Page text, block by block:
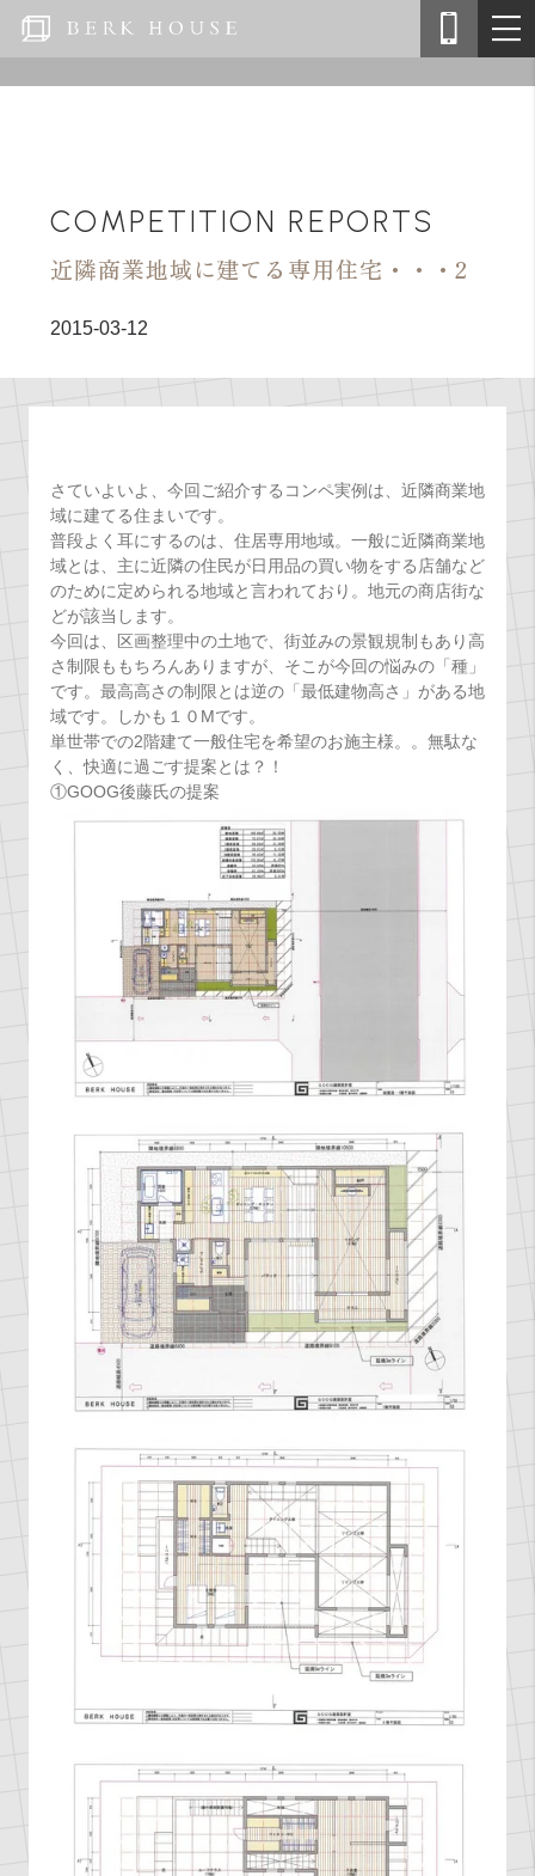
COMPETITION REPORTS
近隣商業地域に建てる専用住宅・・・2
2015-03-12
さていよいよ、今回ご紹介するコンペ実例は、近隣商業地
域に建てる住まいです。
普段よく耳にするのは、住居専用地域。一般に近隣商業地
域とは、主に近隣の住民が日用品の買い物をする店舗など
のために定められる地域と言われており。地元の商店街な
どが該当します。
今回は、区画整理中の土地で、街並みの景観規制もあり高
さ制限ももちろんありますが、そこが今回の悩みの「種」
です。最高高さの制限とは逆の「最低建物高さ」がある地
域です。しかも１０Mです。
単世帯での2階建て一般住宅を希望のお施主様。。無駄な
く、快適に過ごす提案とは？！
①GOOG後藤氏の提案